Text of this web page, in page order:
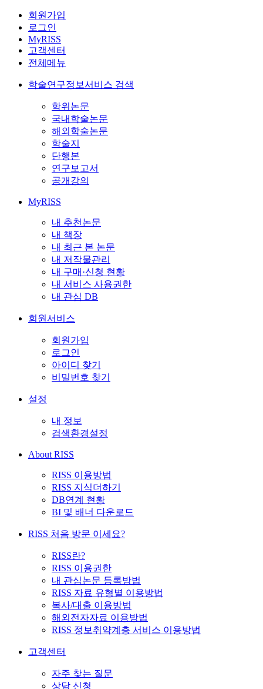
회원가입
로그인
MyRISS
고객센터
전체메뉴
학술연구정보서비스 검색
학위논문
국내학술논문
해외학술논문
학술지
단행본
연구보고서
공개강의
MyRISS
내 추천논문
내 책장
내 최근 본 논문
내 저작물관리
내 구매·신청 현황
내 서비스 사용권한
내 관심 DB
회원서비스
회원가입
로그인
아이디 찾기
비밀번호 찾기
설정
내 정보
검색환경설정
About RISS
RISS 이용방법
RISS 지식더하기
DB연계 현황
BI 및 배너 다운로드
RISS 처음 방문 이세요?
RISS란?
RISS 이용권한
내 관심논문 등록방법
RISS 자료 유형별 이용방법
복사/대출 이용방법
해외전자자료 이용방법
RISS 정보취약계층 서비스 이용방법
고객센터
자주 찾는 질문
상담 신청